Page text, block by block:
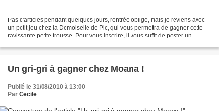
Pas d'articles pendant quelques jours, rentrée oblige, mais je reviens avec
un petit jeu chez la Demoiselle de Pic, qui vous permettra de gagner cette
ravissante petite trousse. Pour vous inscrire, il vous suffit de poster un
Un gri-gri à gagner chez Moana !
Publié le 31/08/2010 à 13:00
Par Cecile